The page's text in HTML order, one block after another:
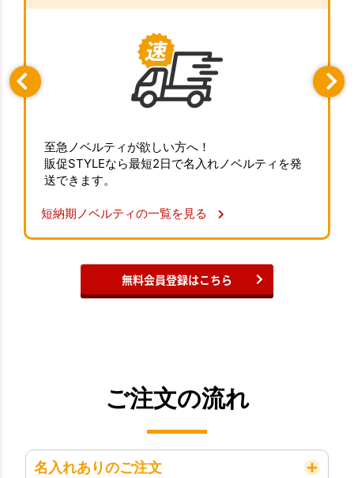
至急ノベルティが欲しい方へ！
販促STYLEなら最短2日で名入れノベルティを発
送できます。
短納期ノベルティの一覧を見る
無料会員登録はこちら
ご注文の流れ
名入れありのご注文